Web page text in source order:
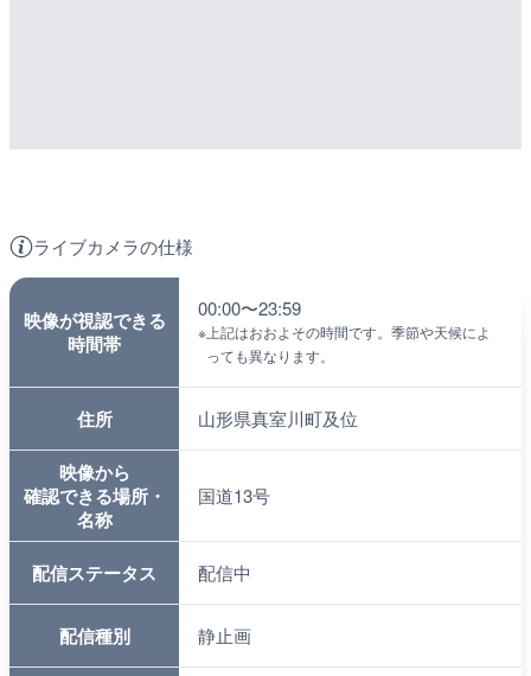
ライブカメラの仕様
映像が視認できる
時間帯
00:00〜23:59
※ 上記はおおよその時間です。季節や天候によ
っても異なります。
住所 山形県真室川町及位
映像から
確認できる場所・
名称
国道13号
配信ステータス 配信中
配信種別 静止画